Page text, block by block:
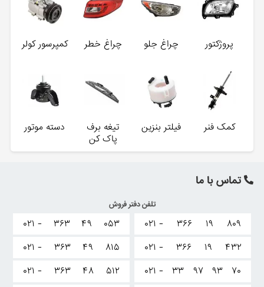
پروژکتور چراغ جلو چراغ خطر کمپرسور کولر
کمک فنر فیلتر بنزین
تیغه برف
پاک کن
دسته موتور
تماس با ما
تلفن دفتر فروش
۰۲۱ - ۳۶۶ ۱۹
۸۰۹
۰۲۱ -
۳۶۶ ۱۹
۴۳۲
۰۲۱ -
۳۳ ۹۷ ۹۳
۷۰
۰۲۱ - ۳۶۳ ۴۹
۰۵۳
۰۲۱ -
۳۶۳ ۴۹
۸۱۵
۰۲۱ -
۳۶۳ ۴۸
۵۱۲